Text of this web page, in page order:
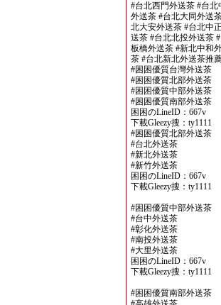
#台北西門外送茶 #台
外送茶 #台北大同外送
北大安外送茶 #台北中
送茶 #台北北投外送茶
板橋外送茶 #新北中和
茶 #台北新北外送茶推
#困困優質台灣外送茶
#困困優質北部外送茶
#困困優質中部外送茶
#困困優質南部外送茶
困困のLineID：667v
下載Gleezy搜：ty1111
#困困優質北部外送茶
#台北外送茶
#新北外送茶
#新竹外送茶
困困のLineID：667v
下載Gleezy搜：ty1111
#困困優質中部外送茶
#台中外送茶
#彰化外送茶
#南投外送茶
#大里外送茶
困困のLineID：667v
下載Gleezy搜：ty1111
#困困優質南部外送茶